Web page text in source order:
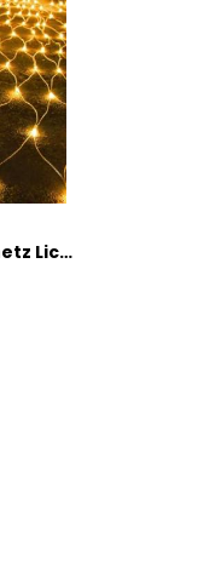
KINGCOO 96LED Lichternetz Lichterkette, Wasserdichte Batteriebetriebene Netzlicht Mesh Lichtervorhang Leuchten für Garten Außen Innen Weihnachten Hochzeit Party Wand Dekor (Warmweiß, 1.5x1.5M)